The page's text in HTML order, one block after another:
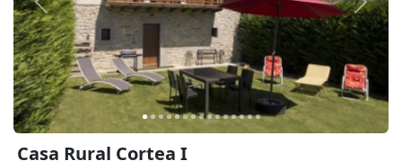
Anterior
Casa Rural Cortea I